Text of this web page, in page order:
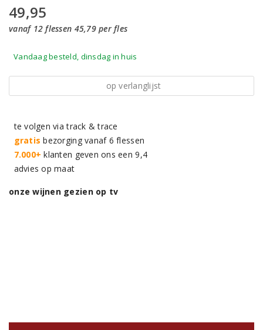
49,95
vanaf 12 flessen 45,79 per fles
Vandaag besteld, dinsdag in huis
op verlanglijst
te volgen via track & trace
gratis bezorging vanaf 6 flessen
7.000+ klanten geven ons een 9,4
advies op maat
onze wijnen gezien op tv